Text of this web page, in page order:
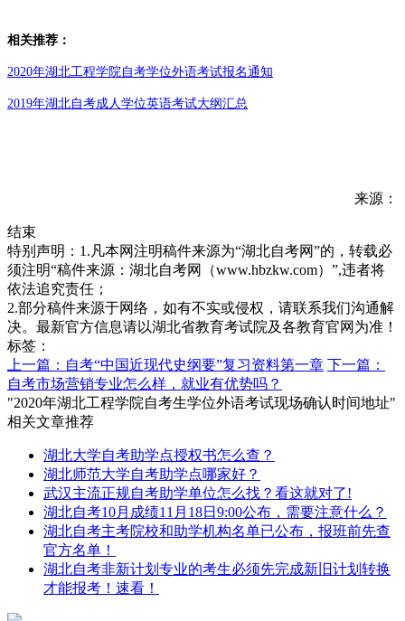
相关推荐：
2020年湖北工程学院自考学位外语考试报名通知
2019年湖北自考成人学位英语考试大纲汇总
来源：
结束
特别声明：1.凡本网注明稿件来源为“湖北自考网”的，转载必
须注明“稿件来源：湖北自考网（www.hbzkw.com）”,违者将
依法追究责任；
2.部分稿件来源于网络，如有不实或侵权，请联系我们沟通解
决。最新官方信息请以湖北省教育考试院及各教育官网为准！
标签：
上一篇：自考“中国近现代史纲要”复习资料第一章 下一篇：
自考市场营销专业怎么样，就业有优势吗？
"2020年湖北工程学院自考生学位外语考试现场确认时间地址"
相关文章推荐
湖北大学自考助学点授权书怎么查？
湖北师范大学自考助学点哪家好？
武汉主流正规自考助学单位怎么找？看这就对了!
湖北自考10月成绩11月18日9:00公布，需要注意什么？
湖北自考主考院校和助学机构名单已公布，报班前先查
官方名单！
湖北自考非新计划专业的考生必须先完成新旧计划转换
才能报考！速看！